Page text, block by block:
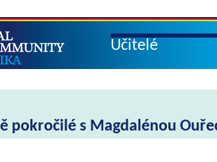
Učitelé
pokročilé s Magdalénou